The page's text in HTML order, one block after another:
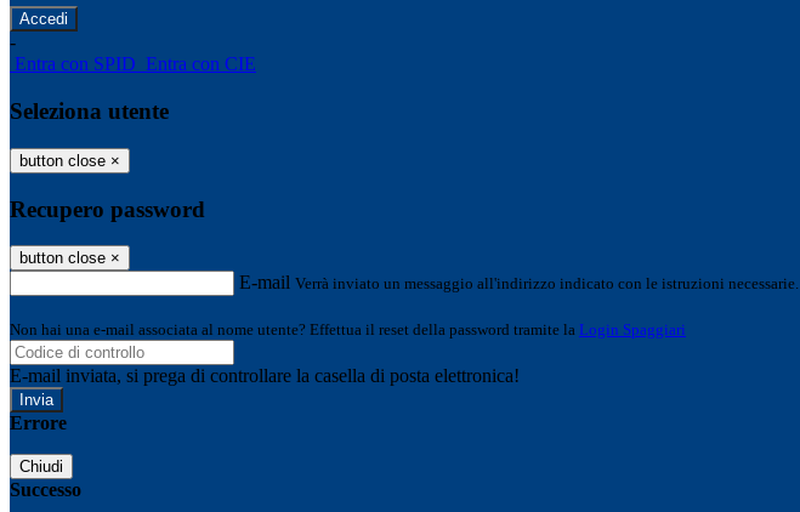
-
Entra con SPID Entra con CIE
Seleziona utente
button close ×
Recupero password
button close ×
E-mail Verrà inviato un messaggio all'indirizzo indicato con le istruzioni necessarie.
Non hai una e-mail associata al nome utente? Effettua il reset della password tramite la Login Spaggiari
E-mail inviata, si prega di controllare la casella di posta elettronica!
Errore
Chiudi
Successo